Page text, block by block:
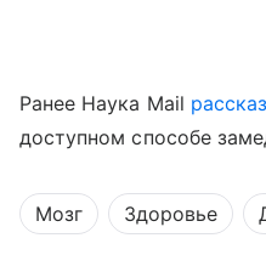
Ранее Наука Mail
доступном способе
Мозг Здоровье